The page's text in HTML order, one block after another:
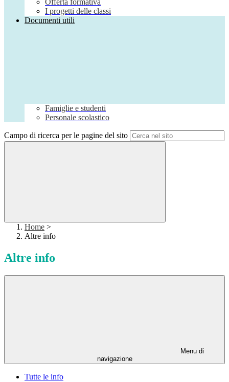
Offerta formativa
I progetti delle classi
Documenti utili
Famiglie e studenti
Personale scolastico
Campo di ricerca per le pagine del sito
Home >
Altre info
Altre info
Menu di
navigazione
Tutte le info